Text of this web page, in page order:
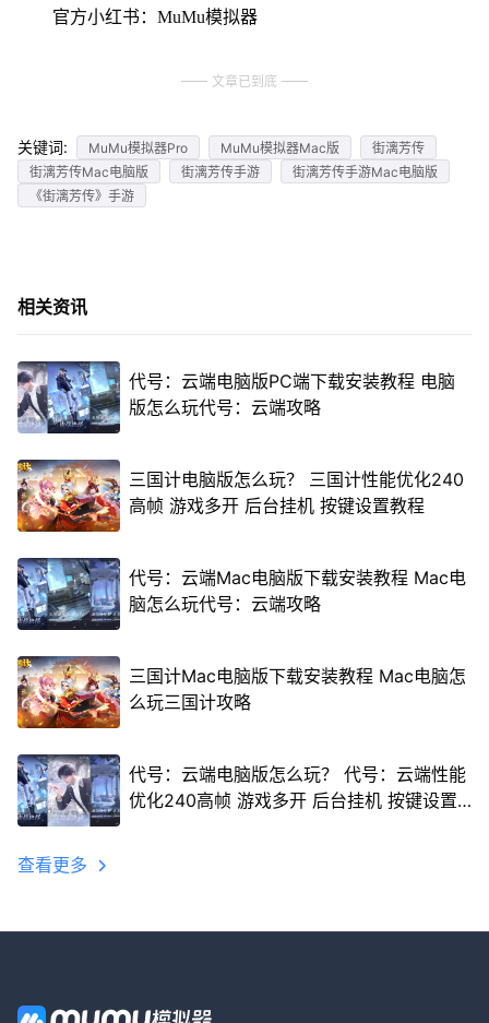
官方小红书：MuMu模拟器
文章已到底
关键词: MuMu模拟器Pro MuMu模拟器Mac版
街漓芳传
街漓芳传Mac电脑版
街漓芳传手游
街漓芳传手游Mac电脑版
《街漓芳传》手游
相关资讯
代号：云端电脑版PC端下载安装教程 电脑
版怎么玩代号：云端攻略
三国计电脑版怎么玩？ 三国计性能优化240
高帧 游戏多开 后台挂机 按键设置教程
代号：云端Mac电脑版下载安装教程 Mac电
脑怎么玩代号：云端攻略
三国计Mac电脑版下载安装教程 Mac电脑怎
么玩三国计攻略
代号：云端电脑版怎么玩？ 代号：云端性能
优化240高帧 游戏多开 后台挂机 按键设置
查看更多